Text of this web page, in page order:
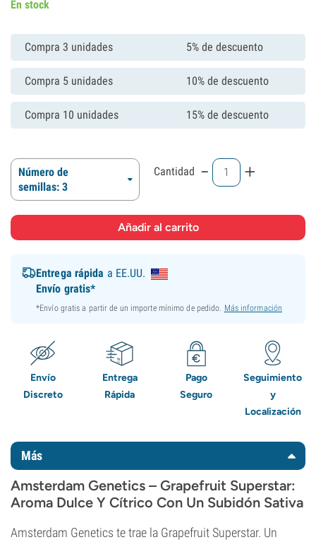
En stock
Compra 3 unidades 5% de descuento
Compra 5 unidades 10% de descuento
Compra 10 unidades 15% de descuento
Número de
semillas: 3
Cantidad - +
Entrega rápida a EE.UU.
Envío gratis*
*Envío gratis a partir de un importe mínimo de pedido. Más información
Envío
Discreto
Entrega
Rápida
Pago
Seguro
Seguimiento
y
Localización
Más
Amsterdam Genetics – Grapefruit Superstar:
Aroma Dulce Y Cítrico Con Un Subidón Sativa
Amsterdam Genetics te trae la Grapefruit Superstar. Un